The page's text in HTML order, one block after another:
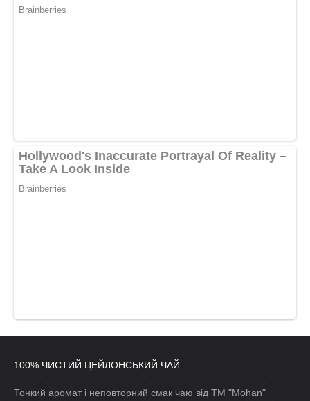
100% ЧИСТИЙ ЦЕЙЛОНСЬКИЙ ЧАЙ
Тонкий аромат і неповторний смак чаю від ТМ "Mohan"